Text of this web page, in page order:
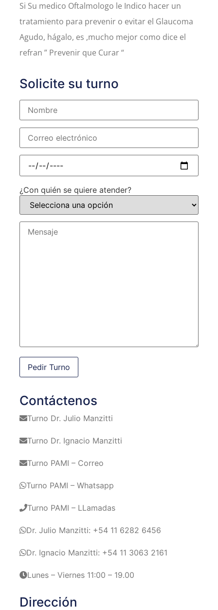
Si Su medico Oftalmologo le Indico hacer un
tratamiento para prevenir o evitar el Glaucoma
Agudo, hágalo, es ,mucho mejor como dice el
refran ” Prevenir que Curar “
Solicite su turno
¿Con quién se quiere atender?
Contáctenos
Turno Dr. Julio Manzitti
Turno Dr. Ignacio Manzitti
Turno PAMI – Correo
Turno PAMI – Whatsapp
Turno PAMI – LLamadas
Dr. Julio Manzitti: +54 11 6282 6456
Dr. Ignacio Manzitti: +54 11 3063 2161
Lunes – Viernes 11:00 – 19.00
Dirección